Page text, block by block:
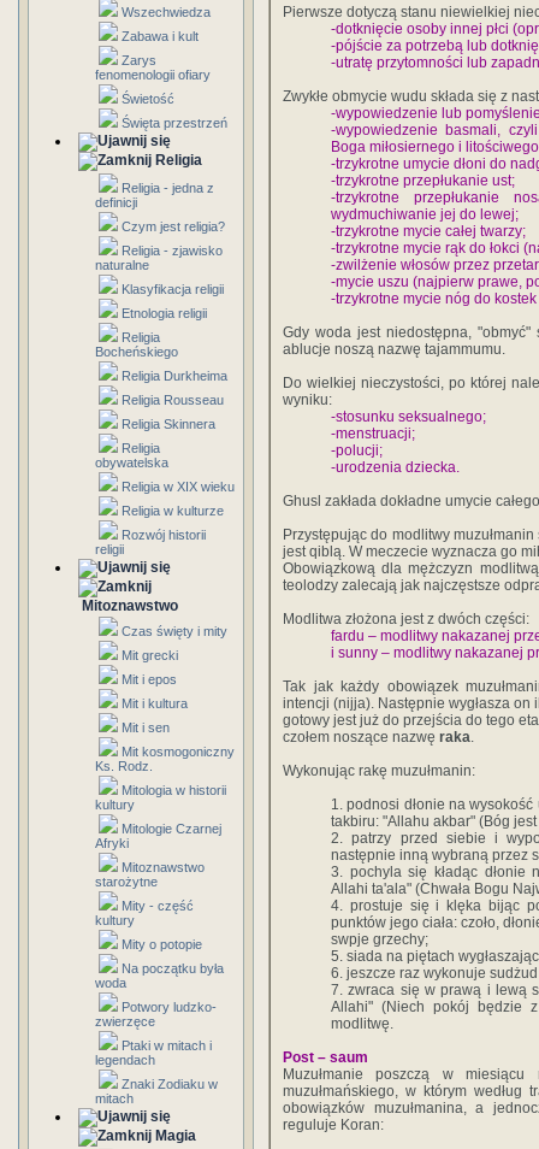
Wszechwiedza
Zabawa i kult
Zarys
fenomenologii ofiary
Świetość
Święta przestrzeń
Religia
Religia - jedna z
definicji
Czym jest religia?
Religia - zjawisko
naturalne
Klasyfikacja religii
Etnologia religii
Religia
Bocheńskiego
Religia Durkheima
Religia Rousseau
Religia Skinnera
Religia
obywatelska
Religia w XIX wieku
Religia w kulturze
Rozwój historii
religii
Mitoznawstwo
Czas święty i mity
Mit grecki
Mit i epos
Mit i kultura
Mit i sen
Mit kosmogoniczny
Ks. Rodz.
Mitologia w historii
kultury
Mitologie Czarnej
Afryki
Mitoznawstwo
starożytne
Mity - część
kultury
Mity o potopie
Na początku była
woda
Potwory ludzko-
zwierzęce
Ptaki w mitach i
legendach
Znaki Zodiaku w
mitach
Magia
Pierwsze dotyczą stanu niewielkiej
-dotknięcie osoby innej płci
-pójście za potrzebą lub
-utratę przytomności lub
Zwykłe obmycie wudu składa się z
-wypowiedzenie lub
-wypowiedzenie basmali,
Boga miłosiernego i
-trzykrotne umycie dłoni do
-trzykrotne przepłukanie ust;
-trzykrotne przepłukanie
wydmuchiwanie jej do lewej;
-trzykrotne mycie całej twarzy;
-trzykrotne mycie rąk do łokci
-zwilżenie włosów przez
-mycie uszu (najpierw prawe,
-trzykrotne mycie nóg do
Gdy woda jest niedostępna,
ablucje noszą nazwę tajammumu.
Do wielkiej nieczystości, po której
wyniku:
-stosunku seksualnego;
-menstruacji;
-polucji;
-urodzenia dziecka.
Ghusl zakłada dokładne umycie
Przystępując do modlitwy
jest qiblą. W meczecie wyznacza go
Obowiązkową dla mężczyzn
teolodzy zalecają jak najczęstsze
Modlitwa złożona jest z dwóch części:
fardu – modlitwy nakazanej
i sunny – modlitwy nakazanej
Tak jak każdy obowiązek
intencji (nijja). Następnie wygłasza on
gotowy jest już do przejścia do tego
czołem noszące nazwę raka.
Wykonując rakę muzułmanin:
1. podnosi dłonie na
takbiru: "Allahu akbar" (Bóg
2. patrzy przed siebie i
następnie inną wybraną przez
3. pochyla się kładąc dłonie
Allahi ta'ala" (Chwała Bogu
4. prostuje się i klęka bijąc
punktów jego ciała: czoło,
swpje grzechy;
5. siada na piętach
6. jeszcze raz wykonuje
7. zwraca się w prawą i lewą
Allahi" (Niech pokój będzie
modlitwę.
Post – saum
Muzułmanie poszczą w
muzułmańskiego, w którym według
obowiązków muzułmanina, a
reguluje Koran: